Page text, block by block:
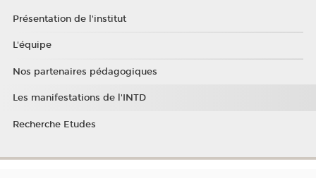
Présentation de l'institut
L'équipe
Nos partenaires pédagogiques
Les manifestations de l'INTD
Recherche Etudes